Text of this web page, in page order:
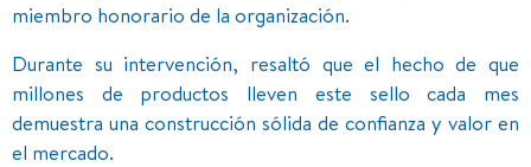
miembro honorario de la organización.
Durante su intervención, resaltó que el hecho de que
millones de productos lleven este sello cada mes
demuestra una construcción sólida de confianza y valor en
el mercado.